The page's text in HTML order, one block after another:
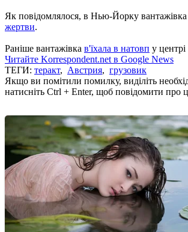
Як повідомлялося, в Нью-Йорку вантажівка
жертви.
Раніше вантажівка в'їхала в натовп у
Читайте Korrespondent.net в Google News
ТЕГИ: теракт, Австрия, грузовик
Якщо ви помітили помилку, виділіть
натисніть Ctrl + Enter, щоб повідомити про